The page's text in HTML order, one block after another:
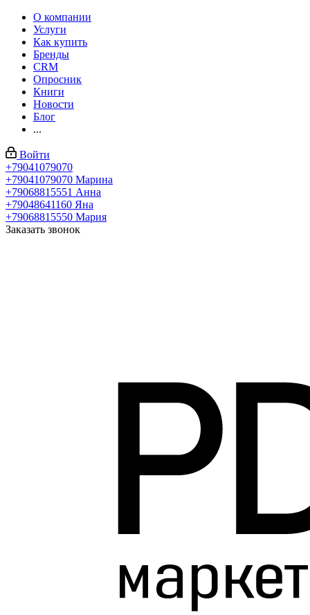
О компании
Услуги
Как купить
Бренды
CRM
Опросник
Книги
Новости
Блог
...
Войти
+79041079070
+79041079070 Марина
+79068815551 Анна
+79048641160 Яна
+79068815550 Мария
Заказать звонок